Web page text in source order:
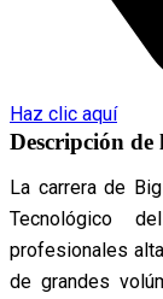
Haz clic aquí
Descripción
La carrera de
Tecnológico
profesionales
de grandes